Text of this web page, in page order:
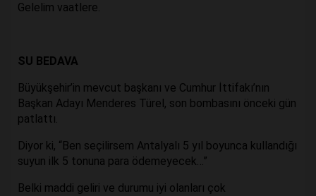
Gelelim vaatlere.
SU BEDAVA
Büyükşehir’in mevcut başkanı ve Cumhur İttifakı’nın
Başkan Adayı Menderes Türel, son bombasını önceki gün
patlattı.
Diyor ki, “Ben seçilirsem Antalyalı 5 yıl boyunca kullandığı
suyun ilk 5 tonuna para ödemeyecek…”
Belki maddi geliri ve durumu iyi olanları çok